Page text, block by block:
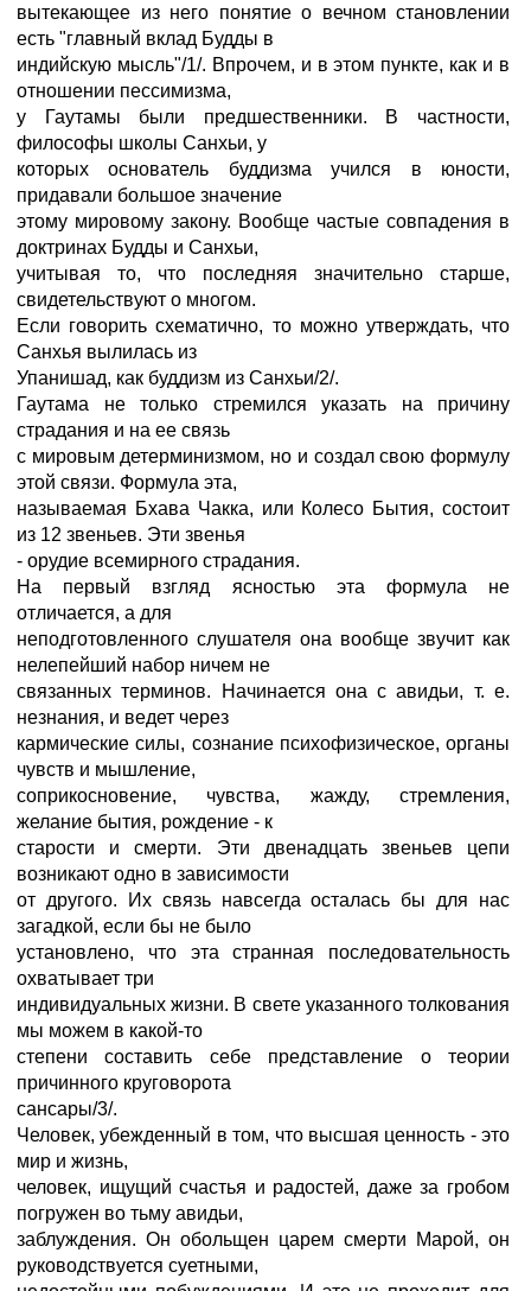
вытекающее из него понятие о вечном становлении
есть "главный вклад Будды в
индийскую мысль"/1/. Впрочем, и в этом пункте, как и в
отношении пессимизма,
у Гаутамы были предшественники. В частности,
философы школы Санхьи, у
которых основатель буддизма учился в юности,
придавали большое значение
этому мировому закону. Вообще частые совпадения в
доктринах Будды и Санхьи,
учитывая то, что последняя значительно старше,
свидетельствуют о многом.
Если говорить схематично, то можно утверждать, что
Санхья вылилась из
Упанишад, как буддизм из Санхьи/2/.
Гаутама не только стремился указать на причину
страдания и на ее связь
с мировым детерминизмом, но и создал свою формулу
этой связи. Формула эта,
называемая Бхава Чакка, или Колесо Бытия, состоит
из 12 звеньев. Эти звенья
- орудие всемирного страдания.
На первый взгляд ясностью эта формула не
отличается, а для
неподготовленного слушателя она вообще звучит как
нелепейший набор ничем не
связанных терминов. Начинается она с авидьи, т. е.
незнания, и ведет через
кармические силы, сознание психофизическое, органы
чувств и мышление,
соприкосновение, чувства, жажду, стремления,
желание бытия, рождение - к
старости и смерти. Эти двенадцать звеньев цепи
возникают одно в зависимости
от другого. Их связь навсегда осталась бы для нас
загадкой, если бы не было
установлено, что эта странная последовательность
охватывает три
индивидуальных жизни. В свете указанного толкования
мы можем в какой-то
степени составить себе представление о теории
причинного круговорота
сансары/3/.
Человек, убежденный в том, что высшая ценность - это
мир и жизнь,
человек, ищущий счастья и радостей, даже за гробом
погружен во тьму авидьи,
заблуждения. Он обольщен царем смерти Марой, он
руководствуется суетными,